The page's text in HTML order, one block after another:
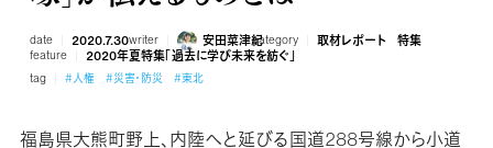
date 2020.7.30writer 安田菜津紀category 取材レポート 特集
feature 2020年夏特集「過去に学び未来を紡ぐ」
tag #人権 #災害・防災 #東北
福島県大熊町野上、内陸へと延びる国道288号線から小道